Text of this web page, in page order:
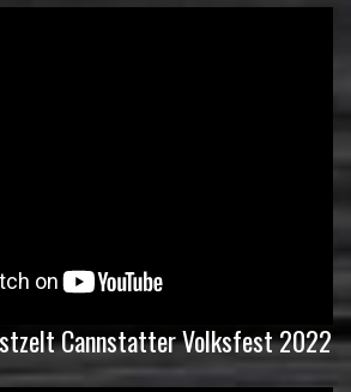
Cannstatter Volksfest 2022